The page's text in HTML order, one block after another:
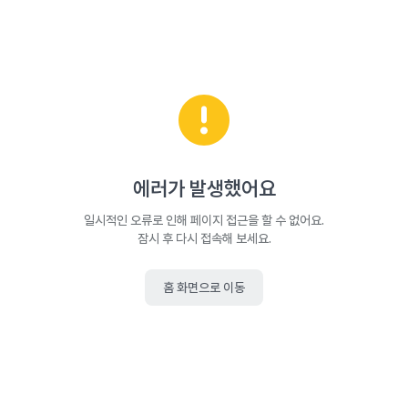
에러가 발생했어요
일시적인 오류로 인해 페이지 접근을 할 수 없어요.
잠시 후 다시 접속해 보세요.
홈 화면으로 이동